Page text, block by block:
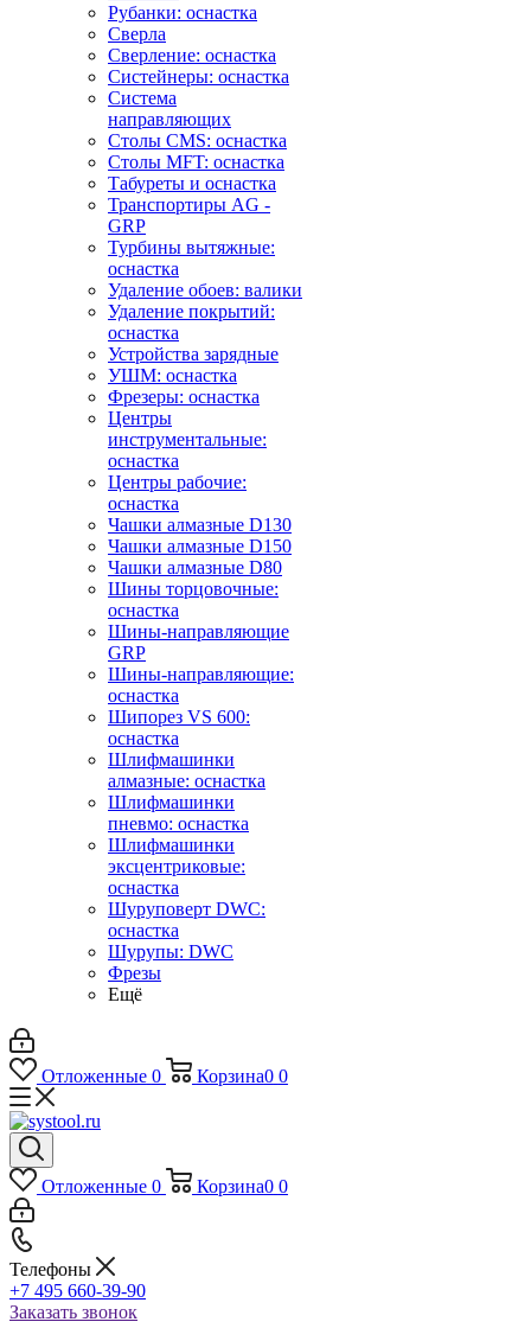
Рубанки: оснастка
Сверла
Сверление: оснастка
Систейнеры: оснастка
Система
направляющих
Столы CMS: оснастка
Столы MFT: оснастка
Табуреты и оснастка
Транспортиры AG -
GRP
Турбины вытяжные:
оснастка
Удаление обоев: валики
Удаление покрытий:
оснастка
Устройства зарядные
УШМ: оснастка
Фрезеры: оснастка
Центры
инструментальные:
оснастка
Центры рабочие:
оснастка
Чашки алмазные D130
Чашки алмазные D150
Чашки алмазные D80
Шины торцовочные:
оснастка
Шины-направляющие
GRP
Шины-направляющие:
оснастка
Шипорез VS 600:
оснастка
Шлифмашинки
алмазные: оснастка
Шлифмашинки
пневмо: оснастка
Шлифмашинки
эксцентриковые:
оснастка
Шуруповерт DWC:
оснастка
Шурупы: DWC
Фрезы
Ещё
Отложенные 0 Корзина0 0
Отложенные 0 Корзина0 0
Телефоны
+7 495 660-39-90
Заказать звонок